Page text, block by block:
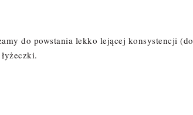
do powstania lekko lejącej konsystencji